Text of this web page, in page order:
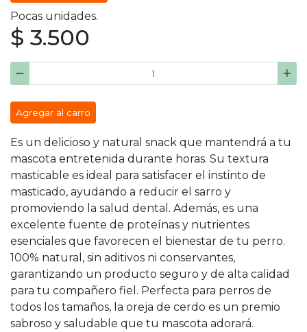
Pocas unidades.
$ 3.500
Agregar al carro
Es un delicioso y natural snack que mantendrá a tu
mascota entretenida durante horas. Su textura
masticable es ideal para satisfacer el instinto de
masticado, ayudando a reducir el sarro y
promoviendo la salud dental. Además, es una
excelente fuente de proteínas y nutrientes
esenciales que favorecen el bienestar de tu perro.
100% natural, sin aditivos ni conservantes,
garantizando un producto seguro y de alta calidad
para tu compañero fiel. Perfecta para perros de
todos los tamaños, la oreja de cerdo es un premio
sabroso y saludable que tu mascota adorará.